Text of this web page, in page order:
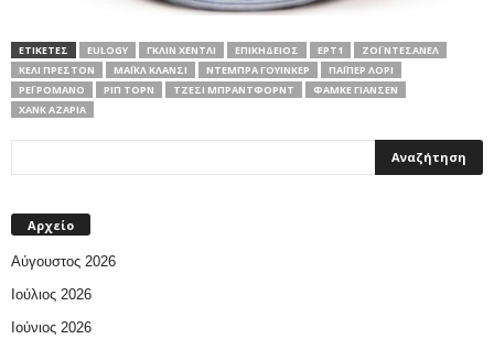
ΕΤΙΚΕΤΕΣ EULOGY ΓΚΛΙΝ ΧΈΝΤΛΙ ΕΠΙΚΉΔΕΙΟΣ ΕΡΤ1
ΖΌΙ ΝΤΕΣΑΝΈΛ
ΚΈΛΙ ΠΡΈΣΤΟΝ
ΜΆΙΚΛ ΚΛΆΝΣΙ ΝΤΈΜΠΡΑ ΓΟΥΊΝΚΕΡ
ΠΆΙΠΕΡ ΛΌΡΙ
ΡΈΙ ΡΟΜΆΝΟ
ΡΙΠ ΤΟΡΝ ΤΖΈΣΙ ΜΠΡΆΝΤΦΟΡΝΤ
ΦΆΜΚΕ ΓΙΆΝΣΕΝ
ΧΑΝΚ ΑΖΆΡΙΑ
Αρχείο
Αύγουστος 2026
Ιούλιος 2026
Ιούνιος 2026